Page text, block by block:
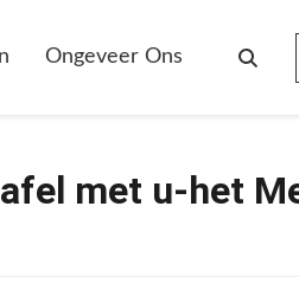
Ongeveer Ons
met u-het